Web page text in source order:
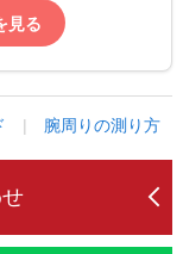
見る
| 腕周りの測り方